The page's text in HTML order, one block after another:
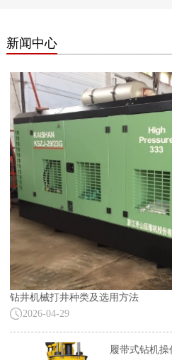
新闻中心
钻井机械打井种类及选用方法
2026-04-29
履带式钻机